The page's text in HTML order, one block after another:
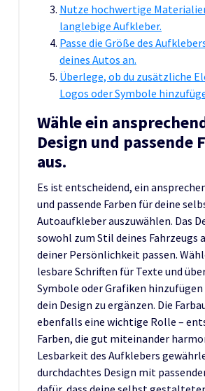
Nutze hochwertige
langlebige Aufkleber.
Passe die Größe des
deines Autos an.
Überlege, ob du zusätzliche
Logos oder Symbole
Wähle ein
Design und passende
aus.
Es ist entscheidend, ein
und passende Farben für deine
Autoaufkleber auszuwählen. Das
sowohl zum Stil deines Fahrzeugs
deiner Persönlichkeit passen.
lesbare Schriften für Texte und
Symbole oder Grafiken
dein Design zu ergänzen. Die
ebenfalls eine wichtige Rolle –
Farben, die gut miteinander
Lesbarkeit des Aufklebers
durchdachtes Design mit